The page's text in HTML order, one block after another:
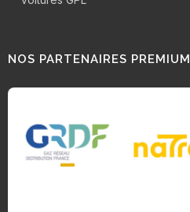
NOS PARTENAIRES PREMIUM